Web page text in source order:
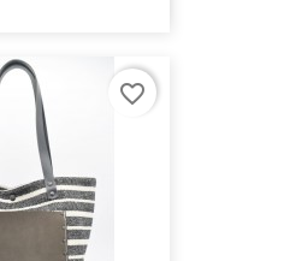
favorite_border